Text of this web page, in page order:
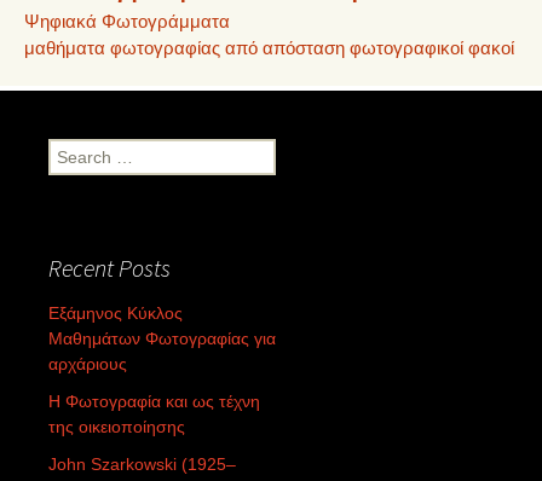
Ψηφιακά Φωτογράμματα
μαθήματα φωτογραφίας από απόσταση φωτογραφικοί φακοί
Search
for:
Recent Posts
Εξάμηνος Κύκλος
Μαθημάτων Φωτογραφίας για
αρχάριους
Η Φωτογραφία και ως τέχνη
της οικειοποίησης
John Szarkowski (1925–